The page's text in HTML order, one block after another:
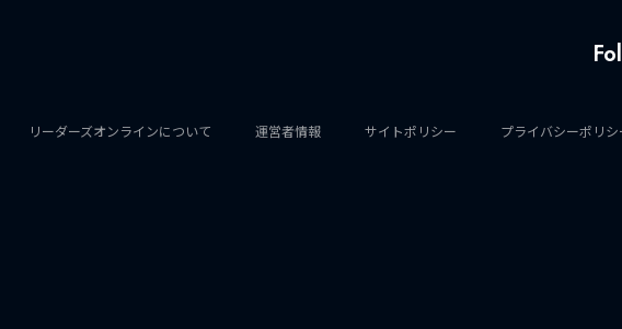
リーダーズオンラインについて 運営者情報 サイトポリシー プライバシーポリシ